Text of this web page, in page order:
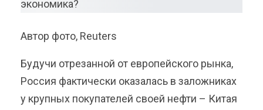
Автор фото, Reuters
Будучи отрезанной от европейского рынка,
Россия фактически оказалась в заложниках
у крупных покупателей своей нефти – Китая